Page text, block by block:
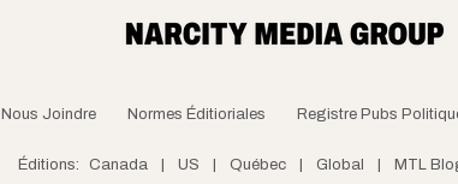
Nous Joindre Normes Éditioriales Registre Pubs
Éditions: Canada | US | Québec | Global | MTL